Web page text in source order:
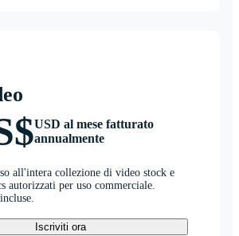
USD al mese fatturato
annualmente
all'intera collezione di video stock e
autorizzati per uso commerciale.
Iscriviti ora